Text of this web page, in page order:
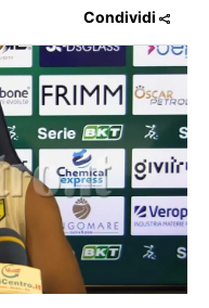
Condividi